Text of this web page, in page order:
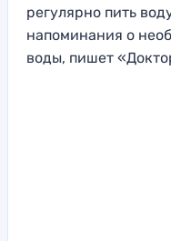
регулярно пить
напоминания о
воды, пишет